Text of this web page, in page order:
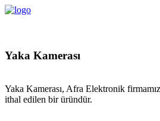
Yaka Kamerası
Yaka Kamerası, Afra Elektronik
ithal edilen bir üründür.